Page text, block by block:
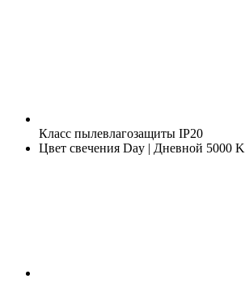
Класс пылевлагозащиты IP20
Цвет свечения Day | Дневной 5000 K